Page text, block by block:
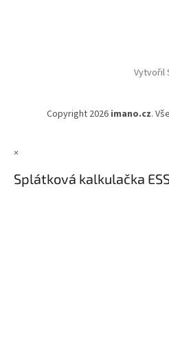
Vytvořil
Copyright 2026 imano.cz.
×
Splátková kalkulačka